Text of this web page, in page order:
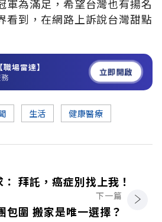
軍為滿足，希望台灣也有揚名
看到，在網路上訴說台灣甜點
場雷達】 立即開啟
生活 健康醫療
拜託，癌症別找上我！
下一篇
包圍 搬家是唯一選擇？